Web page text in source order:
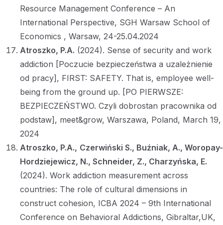
Resource Management Conference – An
International Perspective, SGH Warsaw School of
Economics , Warsaw, 24-25.04.2024
Atroszko, P.A. (2024). Sense of security and work
addiction [Poczucie bezpieczeństwa a uzależnienie
od pracy], FIRST: SAFETY. That is, employee well-
being from the ground up. [PO PIERWSZE:
BEZPIECZEŃSTWO. Czyli dobrostan pracownika od
podstaw], meet&grow, Warszawa, Poland, March 19,
2024
Atroszko, P.A., Czerwiński S., Buźniak, A., Woropay-
Hordziejewicz, N., Schneider, Z., Charzyńska, E.
(2024). Work addiction measurement across
countries: The role of cultural dimensions in
construct cohesion, ICBA 2024 – 9th International
Conference on Behavioral Addictions, Gibraltar,UK,